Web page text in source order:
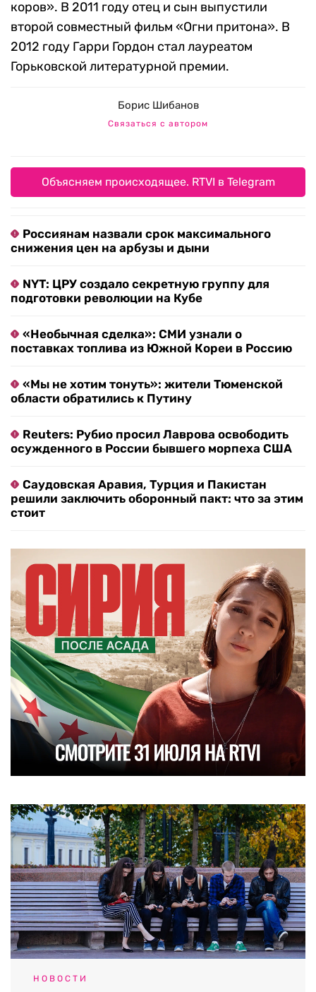
коров». В 2011 году отец и сын выпустили
второй совместный фильм «Огни притона». В
2012 году Гарри Гордон стал лауреатом
Горьковской литературной премии.
Борис Шибанов
Связаться с автором
Объясняем происходящее. RTVI в Telegram
Россиянам назвали срок максимального
снижения цен на арбузы и дыни
NYT: ЦРУ создало секретную группу для
подготовки революции на Кубе
«Необычная сделка»: СМИ узнали о
поставках топлива из Южной Кореи в Россию
«Мы не хотим тонуть»: жители Тюменской
области обратились к Путину
Reuters: Рубио просил Лаврова освободить
осужденного в России бывшего морпеха США
Саудовская Аравия, Турция и Пакистан
решили заключить оборонный пакт: что за этим
стоит
НОВОСТИ